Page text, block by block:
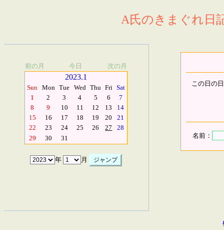
A氏のきまぐれ日
前の月 今日 次の月
2023.1
Sun Mon Tue Wed Thu Fri Sat
1
2 3 4 5 6
7
8
9 10 11 12 13
14
15
16 17 18 19 20
21
22
23 24 25 26 27
28
29
30 31
年 月
この日の
名前：